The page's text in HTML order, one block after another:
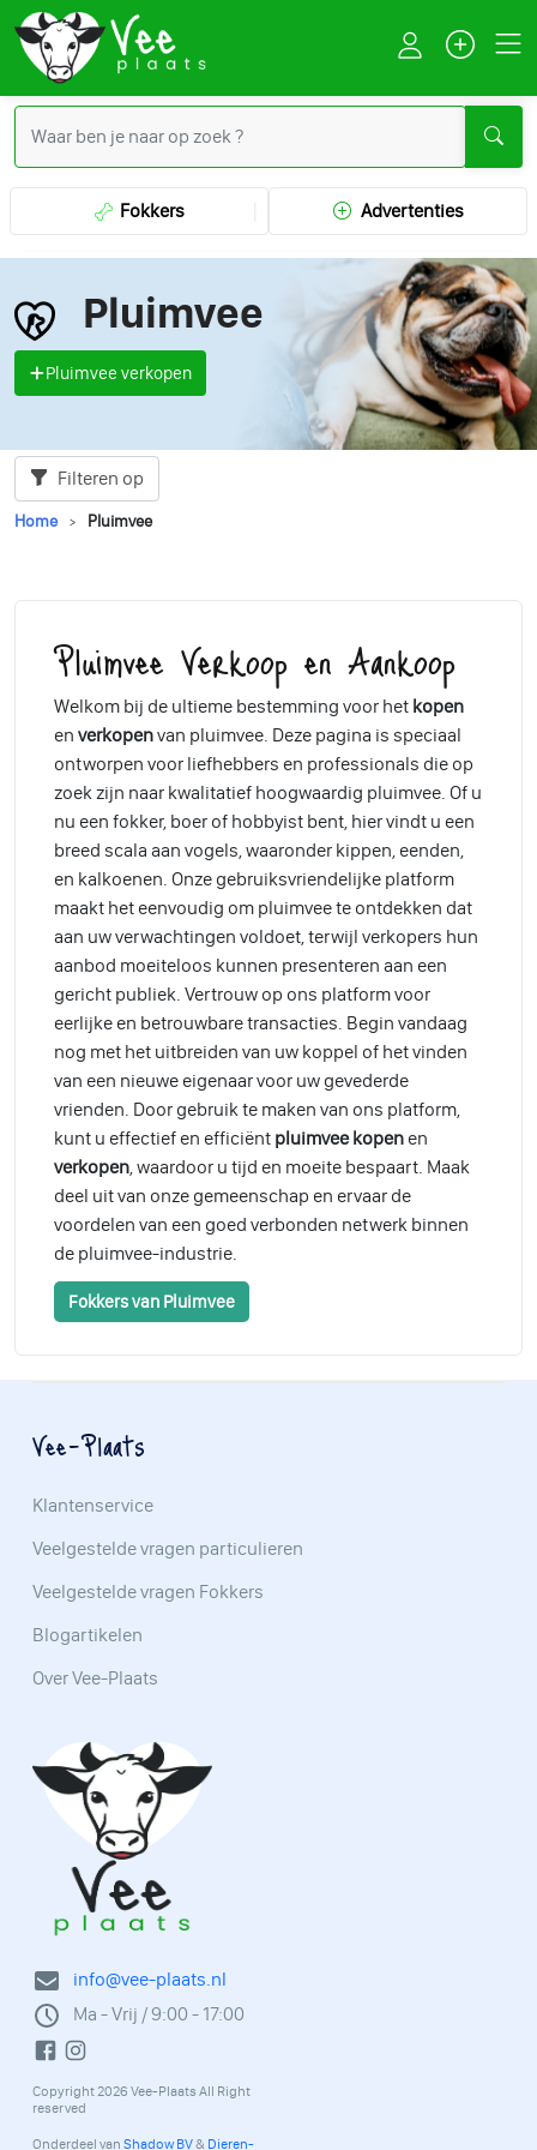
Fokkers Advertenties
Pluimvee
Pluimvee verkopen
Filteren op
Home Pluimvee
Pluimvee Verkoop en Aankoop
Welkom bij de ultieme bestemming voor het kopen
en verkopenvan pluimvee. Deze pagina is speciaal
ontworpen voor liefhebbers en professionals die op
zoek zijn naar kwalitatief hoogwaardig pluimvee. Of u
nu een fokker, boer of hobbyist bent, hier vindt u een
breed scala aan vogels, waaronder kippen, eenden,
en kalkoenen. Onze gebruiksvriendelijke platform
maakt het eenvoudig om pluimvee te ontdekken dat
aan uw verwachtingen voldoet, terwijl verkopers hun
aanbod moeiteloos kunnen presenteren aan een
gericht publiek. Vertrouw op ons platform voor
eerlijke en betrouwbare transacties. Begin vandaag
nog met het uitbreiden van uw koppel of het vinden
van een nieuwe eigenaar voor uw gevederde
vrienden. Door gebruik te maken van ons platform,
kunt u effectief en efficiënt pluimvee kopen en
verkopen, waardoor u tijd en moeite bespaart. Maak
deel uit van onze gemeenschap en ervaar de
voordelen van een goed verbonden netwerk binnen
de pluimvee-industrie.
Fokkers van Pluimvee
info@vee-plaats.nl
Ma - Vrij / 9:00 - 17:00
Copyright 2026 Vee-Plaats All Right
reserved
Onderdeel van Shadow BV& Dieren-
Vee-Plaats
Klantenservice
Veelgestelde vragen particulieren
Veelgestelde vragen Fokkers
Blogartikelen
Over Vee-Plaats